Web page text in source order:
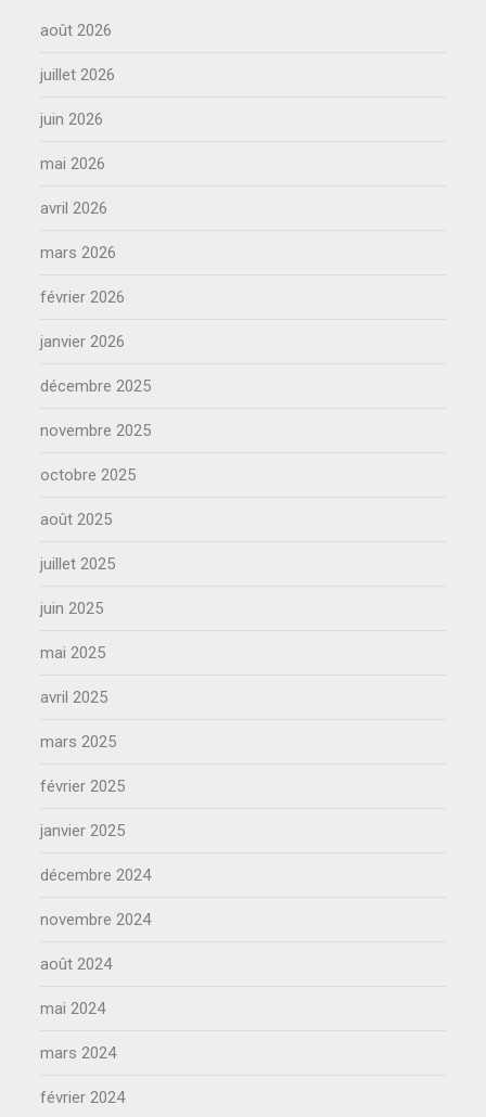
août 2026
juillet 2026
juin 2026
mai 2026
avril 2026
mars 2026
février 2026
janvier 2026
décembre 2025
novembre 2025
octobre 2025
août 2025
juillet 2025
juin 2025
mai 2025
avril 2025
mars 2025
février 2025
janvier 2025
décembre 2024
novembre 2024
août 2024
mai 2024
mars 2024
février 2024